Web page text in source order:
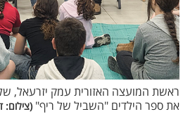
ראשת המועצה האזורית עמק יזרעאל,
את ספר הילדים "השביל של ריף" (צילום: